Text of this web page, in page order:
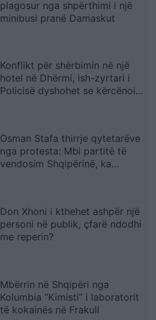
plagosur nga shpërthimi i një
minibusi pranë Damaskut
Konflikt për shërbimin në një
hotel në Dhërmi, ish-zyrtari i
Policisë dyshohet se kërcënoi
Osman Stafa thirrje qytetarëve
nga protesta: Mbi partitë të
vendosim Shqipërinë, ka
Don Xhoni i kthehet ashpër një
personi në publik, çfarë ndodhi
me reperin?
Mbërrin në Shqipëri nga
Kolumbia “Kimisti” i laboratorit
të kokainës në Frakull